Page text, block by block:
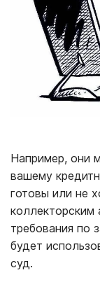
Например, они
вашему
готовы или не
коллекторским
требования по
будет
суд.